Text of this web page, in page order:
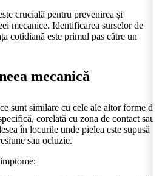
crucială pentru prevenirea și
mecanice. Identificarea surselor de
cotidiană este primul pas către un
mecanică
sunt similare cu cele ale altor forme de
corelată cu zona de contact sau
în locurile unde pielea este supusă
sau ocluzie.